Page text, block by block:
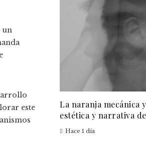
un
este
La naranja mecánica
estética y narrativa
Hace 1 día